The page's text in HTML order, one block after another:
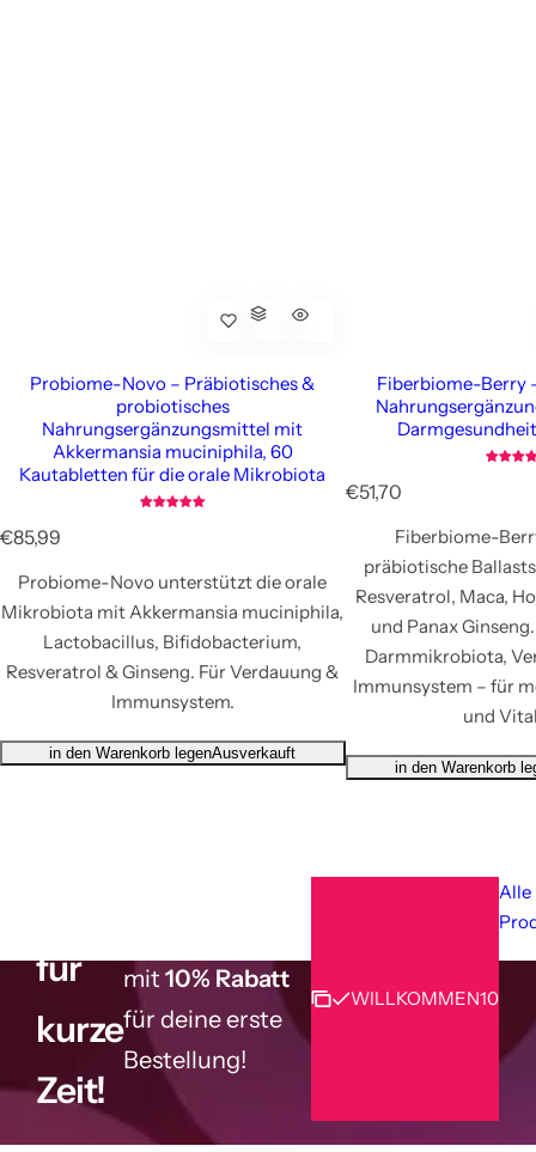
Probiome-Novo – Präbiotisches &
probiotisches
Nahrungsergänzungsmittel mit
Akkermansia muciniphila, 60
Kautabletten für die orale Mikrobiota
R
u
P
€85,99
Probiome-Novo unterstützt die orale
Mikrobiota mit Akkermansia muciniphila,
Lactobacillus, Bifidobacterium,
Resveratrol & Ginseng. Für Verdauung &
Immunsystem.
in den Warenkorb legenAusverkauft
Fiberbiome-Berry
R
e
i
€51,70
Fiberbiome-
präbiotische
Resveratrol, Maca,
und Panax
Darmmikrobiota,
Immunsystem – für
und
in den Warenkorb
für
kurze
Zeit!
mit 10% Rabatt
für deine erste
Bestellung!
WILLKOMMEN10
Alle